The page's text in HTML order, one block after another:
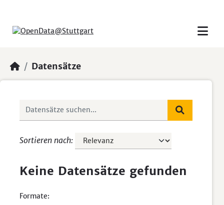
Datensätze
Sortieren nach
Keine Datensätze gefunden
Formate: